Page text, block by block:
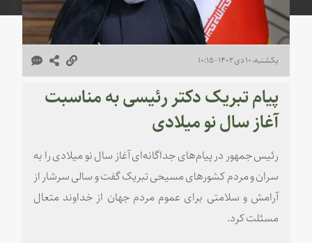
یکشنبه، ۱۰ دی ۱۴۰۲ - ۱۰:۱۵
پیام تبریک دکتر رئیسی به مناسبت
آغاز سال نو میلادی
رئیس جمهور در پیام‌های جداگانه‌ای آغاز سال نو میلادی را به
سران و مردم کشورهای مسیحی تبریک گفت و سالی سرشار از
آرامش و سلامتی برای عموم مردم جهان از خداوند متعال
مسئلت کرد.